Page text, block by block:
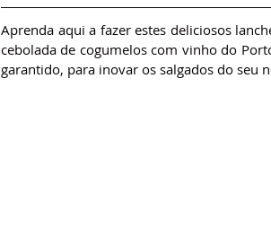
Aprenda aqui a fazer estes deliciosos
cebolada de cogumelos com vinho do
garantido, para inovar os salgados do seu